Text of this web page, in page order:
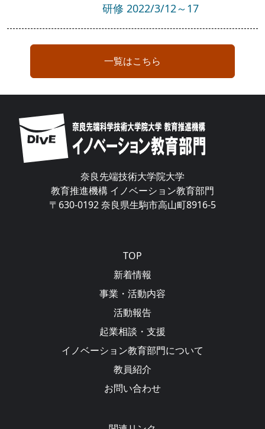
研修 2022/3/12～17
一覧はこちら
Image
奈良先端技術大学院大学
教育推進機構 イノベーション教育部門
〒630-0192 奈良県生駒市高山町8916-5
TOP
新着情報
事業・活動内容
活動報告
起業相談・支援
イノベーション教育部門について
教員紹介
お問い合わせ